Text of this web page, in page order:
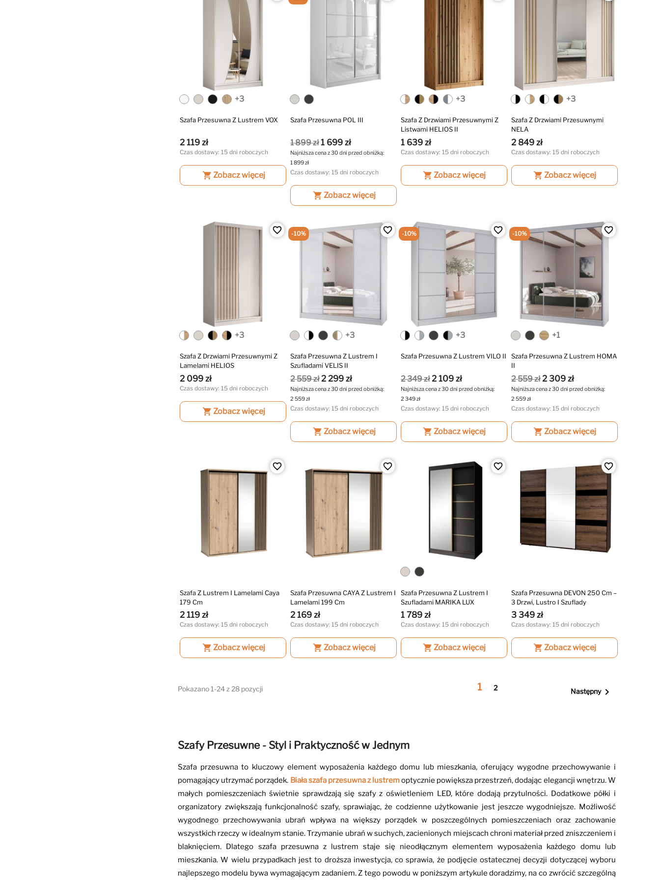
+3
Szafa Przesuwna Z Lustrem VOX
2 119 zł
Czas dostawy: 15 dni roboczych
shopping_cart Zobacz więcej
Szafa Przesuwna POL III
1 899 zł 1 699 zł
Najniższa cena z 30 dni przed obniżką:
1 899 zł
Czas dostawy: 15 dni roboczych
shopping_cart Zobacz więcej
+3
Szafa Z Drzwiami Przesuwnymi Z
Listwami HELIOS II
1 639 zł
Czas dostawy: 15 dni roboczych
shopping_cart Zobacz więcej
+3
Szafa Z Drzwiami Przesuwnymi
NELA
2 849 zł
Czas dostawy: 15 dni roboczych
shopping_cart Zobacz więcej
favorite_border
+3
Szafa Z Drzwiami Przesuwnymi Z
Lamelami HELIOS
2 099 zł
Czas dostawy: 15 dni roboczych
shopping_cart Zobacz więcej
favorite_border
+3
Szafa Przesuwna Z Lustrem I
Szufladami VELIS II
2 559 zł 2 299 zł
Najniższa cena z 30 dni przed obniżką:
2 559 zł
Czas dostawy: 15 dni roboczych
shopping_cart Zobacz więcej
-10% favorite_border
+3
Szafa Przesuwna Z Lustrem VILO II
2 349 zł 2 109 zł
Najniższa cena z 30 dni przed obniżką:
2 349 zł
Czas dostawy: 15 dni roboczych
shopping_cart Zobacz więcej
-10% favorite_border
+1
Szafa Przesuwna Z Lustrem HOMA
II
2 559 zł 2 309 zł
Najniższa cena z 30 dni przed obniżką:
2 559 zł
Czas dostawy: 15 dni roboczych
shopping_cart Zobacz więcej
-10%
favorite_border
Szafa Z Lustrem I Lamelami Caya
179 Cm
2 119 zł
Czas dostawy: 15 dni roboczych
shopping_cart Zobacz więcej
favorite_border
Szafa Przesuwna CAYA Z Lustrem I
Lamelami 199 Cm
2 169 zł
Czas dostawy: 15 dni roboczych
shopping_cart Zobacz więcej
favorite_border
Szafa Przesuwna Z Lustrem I
Szufladami MARIKA LUX
1 789 zł
Czas dostawy: 15 dni roboczych
shopping_cart Zobacz więcej
favorite_border
Szafa Przesuwna DEVON 250 Cm –
3 Drzwi, Lustro I Szuflady
3 349 zł
Czas dostawy: 15 dni roboczych
shopping_cart Zobacz więcej
Pokazano 1-24 z 28 pozycji 1 2 Następny
Szafy Przesuwne - Styl i Praktyczność w Jednym
Szafa przesuwna to kluczowy element wyposażenia każdego domu lub mieszkania, oferujący wygodne przechowywanie i
pomagający utrzymać porządek. Biała szafa przesuwna z lustremoptycznie powiększa przestrzeń, dodając elegancji wnętrzu. W
małych pomieszczeniach świetnie sprawdzają się szafy z oświetleniem LED, które dodają przytulności. Dodatkowe półki i
organizatory zwiększają funkcjonalność szafy, sprawiając, że codzienne użytkowanie jest jeszcze wygodniejsze. Możliwość
wygodnego przechowywania ubrań wpływa na większy porządek w poszczególnych pomieszczeniach oraz zachowanie
wszystkich rzeczy w idealnym stanie. Trzymanie ubrań w suchych, zacienionych miejscach chroni materiał przed zniszczeniem i
blaknięciem. Dlatego szafa przesuwna z lustrem staje się nieodłącznym elementem wyposażenia każdego domu lub
mieszkania. W wielu przypadkach jest to droższa inwestycja, co sprawia, że podjęcie ostatecznej decyzji dotyczącej wyboru
najlepszego modelu bywa wymagającym zadaniem. Z tego powodu w poniższym artykule doradzimy, na co zwrócić szczególną